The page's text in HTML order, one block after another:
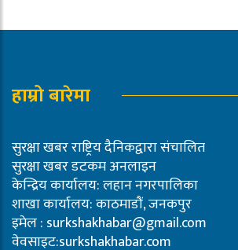
हाम्रो बारेमा
सुरक्षा खबर राष्ट्रिय दैनिकद्वारा संचालित
सुरक्षा खबर डटकम अनलाइन
केन्द्रिय कार्यालय: लहान नगरपालिका
शाखा कार्यालय: काठमाडौं, जनकपुर
इमेल : surkshakhabar@gmail.com
वेवसाइट:surkshakhabar.com